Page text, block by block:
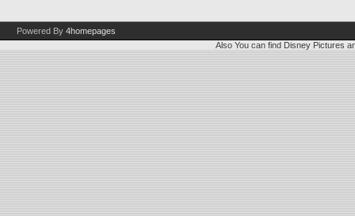
Powered By 4homepages
Also You can find Disney Pictures